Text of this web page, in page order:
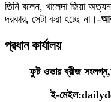
তিনি বলেন, খালেদা জিয়া
দরকার, সেটা করা হচ্ছে না।-
প্রধান কার্যালয়
ফুট ওভার ব্রীজ
ই-